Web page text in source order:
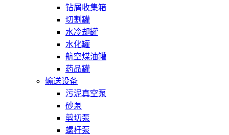
钻屑收集箱
切割罐
水冷却罐
水化罐
航空煤油罐
药品罐
输送设备
污泥真空泵
砂泵
剪切泵
螺杆泵